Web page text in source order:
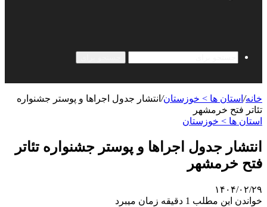
خانه/ استان ها > خوزستان/ انتشار جدول اجراها و پوستر جشنواره
تئاتر فتح خرمشهر
استان ها > خوزستان
انتشار جدول اجراها و پوستر جشنواره تئاتر
فتح خرمشهر
۱۴۰۴/۰۲/۲۹
خواندن این مطلب 1 دقیقه زمان میبرد